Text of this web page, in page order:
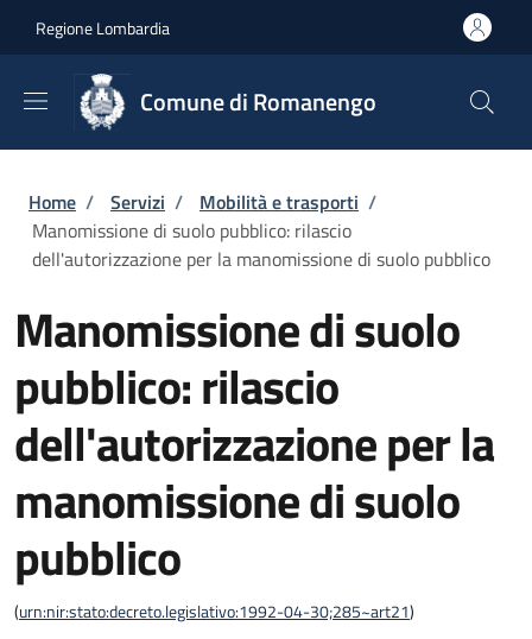
Regione Lombardia
Comune di Romanengo
Briciole di pane
Home / Servizi / Mobilità e trasporti /
Manomissione di suolo pubblico: rilascio
dell'autorizzazione per la manomissione di suolo pubblico
Manomissione di suolo
pubblico: rilascio
dell'autorizzazione per la
manomissione di suolo
pubblico
(urn:nir:stato:decreto.legislativo:1992-04-30;285~art21)